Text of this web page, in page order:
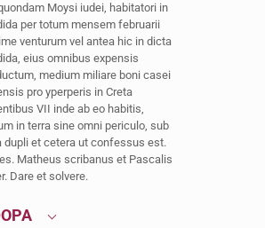
Moysi iudei, habitatori in
per totum mensem februarii
venturum vel antea hic in dicta
eius omnibus expensis
medium miliare boni casei
pro yperperis in Creta
VII inde ab eo habitis,
in terra sine omni periculo, sub
dupli et cetera ut confessus est.
Matheus scribanus et Pascalis
Dare et solvere.